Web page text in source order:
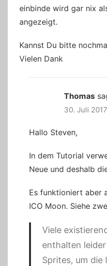
einbinde wird gar nix
angezeigt.
Kannst Du bitte
Vielen Dank
Thomas
30. Juli
Hallo Steven,
In dem Tutorial
Neue und deshalb
Es funktioniert aber
ICO Moon. Siehe
Viele
enthalten
Sprites, um die